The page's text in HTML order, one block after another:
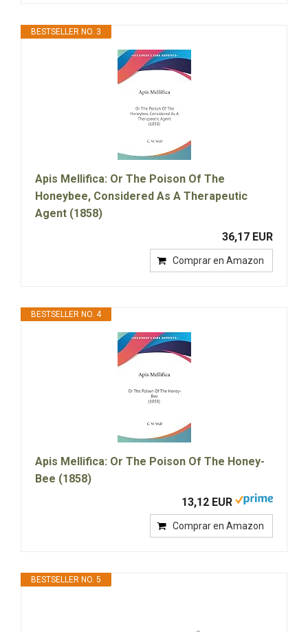
BESTSELLER NO. 3
Apis Mellifica: Or The Poison Of The
Honeybee, Considered As A Therapeutic
Agent (1858)
36,17 EUR
Comprar en Amazon
BESTSELLER NO. 4
Apis Mellifica: Or The Poison Of The Honey-
Bee (1858)
13,12 EUR
Comprar en Amazon
BESTSELLER NO. 5